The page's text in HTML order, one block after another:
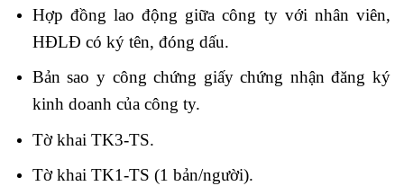
Hợp đồng lao động giữa công ty với nhân viên,
HĐLĐ có ký tên, đóng dấu.
Bản sao y công chứng giấy chứng nhận đăng ký
kinh doanh của công ty.
Tờ khai TK3-TS.
Tờ khai TK1-TS (1 bản/người).